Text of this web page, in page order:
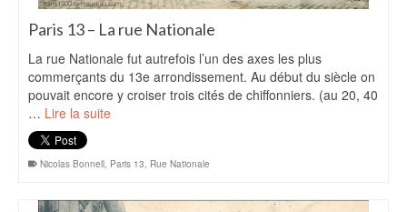
Paris 13 – La rue Nationale
La rue Nationale fut autrefois l’un des axes les plus
commerçants du 13e arrondissement. Au début du siècle on
pouvait encore y croiser trois cités de chiffonniers. (au 20, 40
… Lire la suite
Nicolas Bonnell, Paris 13, Rue Nationale